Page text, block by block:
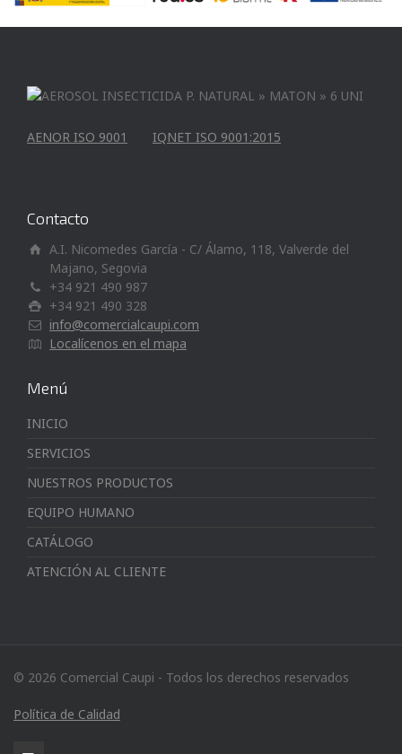
AENOR ISO 9001 IQNET ISO 9001:2015
Contacto
A.I. Nicomedes García - C/ Álamo, 118, Valverde del
Majano, Segovia
+34 921 490 987
+34 921 490 328
info@comercialcaupi.com
Localícenos en el mapa
Menú
INICIO
SERVICIOS
NUESTROS PRODUCTOS
EQUIPO HUMANO
CATÁLOGO
ATENCIÓN AL CLIENTE
© 2026 Comercial Caupi - Todos los derechos reservados
Política de Calidad